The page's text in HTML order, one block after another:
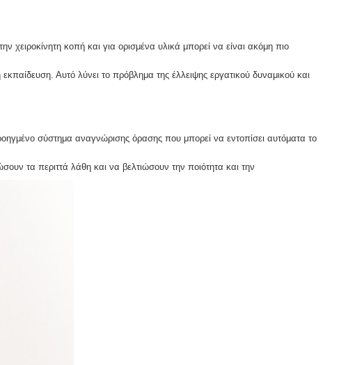
κοπή και για ορισμένα υλικά μπορεί να είναι ακόμη πιο
Αυτό λύνει το πρόβλημα της έλλειψης εργατικού δυναμικού και
σύστημα αναγνώρισης όρασης που μπορεί να εντοπίσει αυτόματα το
τα περιττά λάθη και να βελτιώσουν την ποιότητα και την